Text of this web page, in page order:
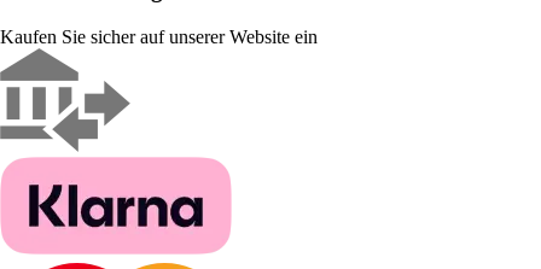
Kaufen Sie sicher auf unserer Website ein